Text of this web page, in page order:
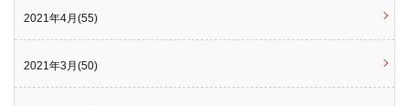
2021年4月(55)
2021年3月(50)